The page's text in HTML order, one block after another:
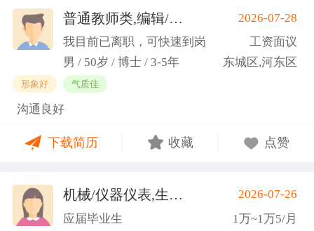
一百余人，并组织每天口语晨读活动，同时不定期举
办各种社团内部活动，如迎新、英语角等。
稳步成长并创造价值。
普通教师类,编辑/出版/印刷 (刘先生)
2026-07-28
我目前已离职，可快速到岗
工资面议
男 / 50岁 / 博士 / 3-5年
东城区,河东区
形象好 气质佳
沟通良好
下载简历 收藏 点赞
机械/仪器仪表,生产管理/研发 (高蕾)
2026-07-26
应届毕业生
1万~1万5/月